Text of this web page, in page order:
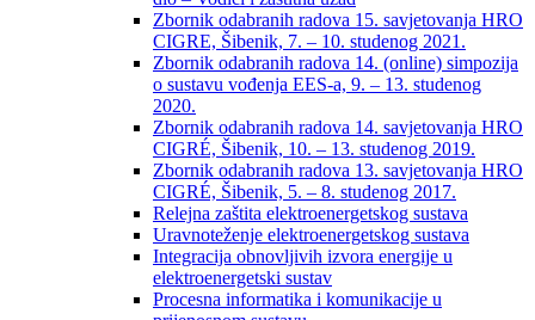
Zbornik odabranih radova 15. savjetovanja HRO
CIGRE, Šibenik, 7. – 10. studenog 2021.
Zbornik odabranih radova 14. (online) simpozija
o sustavu vođenja EES-a, 9. – 13. studenog
2020.
Zbornik odabranih radova 14. savjetovanja HRO
CIGRÉ, Šibenik, 10. – 13. studenog 2019.
Zbornik odabranih radova 13. savjetovanja HRO
CIGRÉ, Šibenik, 5. – 8. studenog 2017.
Relejna zaštita elektroenergetskog sustava
Uravnoteženje elektroenergetskog sustava
Integracija obnovljivih izvora energije u
elektroenergetski sustav
Procesna informatika i komunikacije u